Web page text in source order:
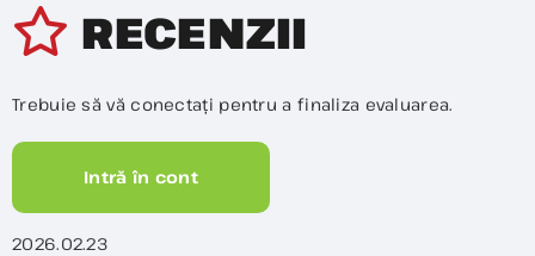
RECENZII
Trebuie să vă conectați pentru a finaliza evaluarea.
Intră în cont
2026.02.23